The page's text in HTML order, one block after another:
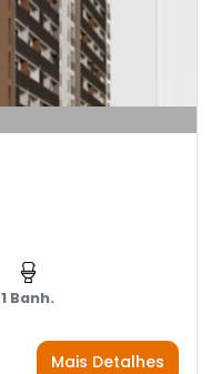
1 Banh.
Mais Detalhes